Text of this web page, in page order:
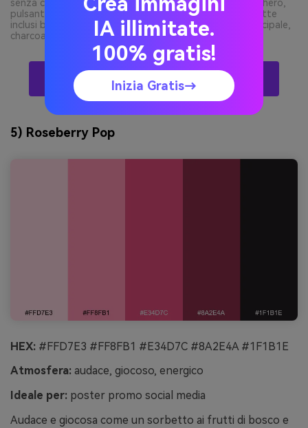
senza cornice dispositivo, layout moderno con sezione hero,
pulsanti, card e navigazione, colori dominanti dalla palette
inclusi blush pallido per sfondo, rosa medio per cta principale,
charcoal per testo, griglia pulita minimal --ar 21:9
Crea Visual Di Palette Rosa Con L’IA Gratis
5) Roseberry Pop
HEX: #FFD7E3 #FF8FB1 #E34D7C #8A2E4A #1F1B1E
Atmosfera: audace, giocoso, energico
Ideale per: poster promo social media
Audace e giocosa come un sorbetto ai frutti di bosco e
IA illimitate.
100% gratis!
Inizia Gratis→